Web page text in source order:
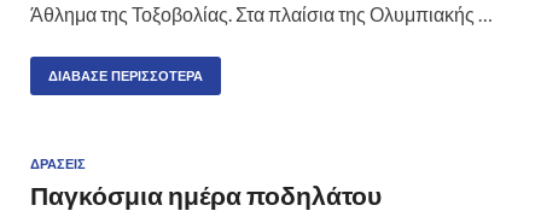
Άθλημα της Τοξοβολίας. Στα πλαίσια της Ολυμπιακής …
ΔΙΆΒΑΣΕ ΠΕΡΙΣΣΌΤΕΡΑ
ΔΡΆΣΕΙΣ
Παγκόσμια ημέρα ποδηλάτου